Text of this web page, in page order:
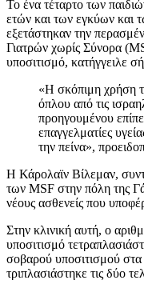
Το ένα τέταρτο των
ετών και των εγκύων και
εξετάστηκαν την
Γιατρών χωρίς Σύνορα
υποσιτισμό,
«Η σκόπιμη χρήση
όπλου από τις
προηγουμένου
επαγγελματίες
την πείνα»,
Η Κάρολαϊν Βίλεμαν,
των MSF στην πόλη της
νέους ασθενείς που
Στην κλινική αυτή, ο
υποσιτισμό
σοβαρού υποσιτισμού
τριπλασιάστηκε τις δύο